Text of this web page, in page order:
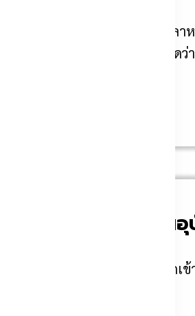
มด เช่น เปิด ปิด หยุด หน่วงเวล
องระบบ เพราะเป็นตัวกำหนด
มปลอดภัยช่วยป้องกัน
เด็ก ผู้สูงอายุ สัตว์เลี้ยงหรือรถ